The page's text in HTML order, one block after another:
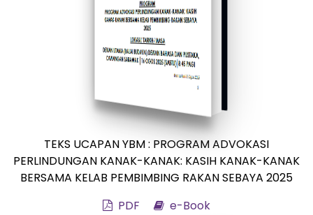
TEKS UCAPAN YBM : PROGRAM ADVOKASI
PERLINDUNGAN KANAK-KANAK: KASIH KANAK-KANAK
BERSAMA KELAB PEMBIMBING RAKAN SEBAYA 2025
PDF
e-Book